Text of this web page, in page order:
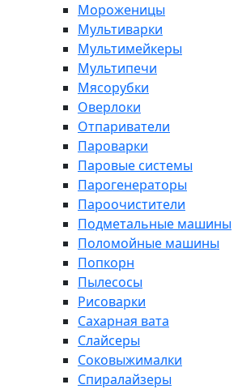
Мороженицы
Мультиварки
Мультимейкеры
Мультипечи
Мясорубки
Оверлоки
Отпариватели
Пароварки
Паровые системы
Парогенераторы
Пароочистители
Подметальные машины
Поломойные машины
Попкорн
Пылесосы
Рисоварки
Сахарная вата
Слайсеры
Соковыжималки
Спиралайзеры